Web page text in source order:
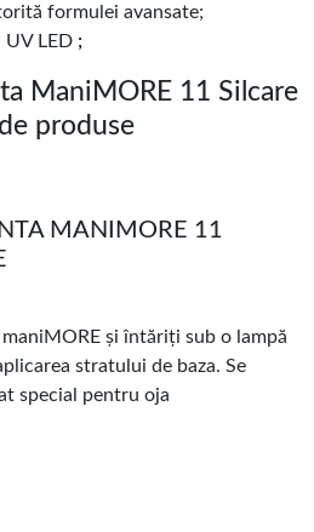
formulei avansate;
UV LED ;
ManiMORE 11 Silcare
produse
MANIMORE 11
și întăriți sub o lampă
stratului de baza. Se
special pentru oja